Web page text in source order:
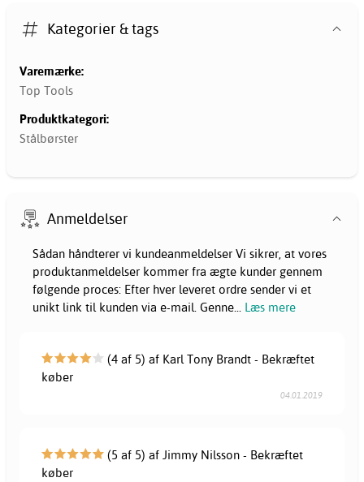
Kategorier & tags
Varemærke:
Top Tools
Produktkategori:
Stålbørster
Anmeldelser
Sådan håndterer vi kundeanmeldelser Vi sikrer, at vores
produktanmeldelser kommer fra ægte kunder gennem
følgende proces: Efter hver leveret ordre sender vi et
unikt link til kunden via e-mail. Genne... Læs mere
(4 af 5) af Karl Tony Brandt - Bekræftet
køber
04.01.2019
(5 af 5) af Jimmy Nilsson - Bekræftet
køber